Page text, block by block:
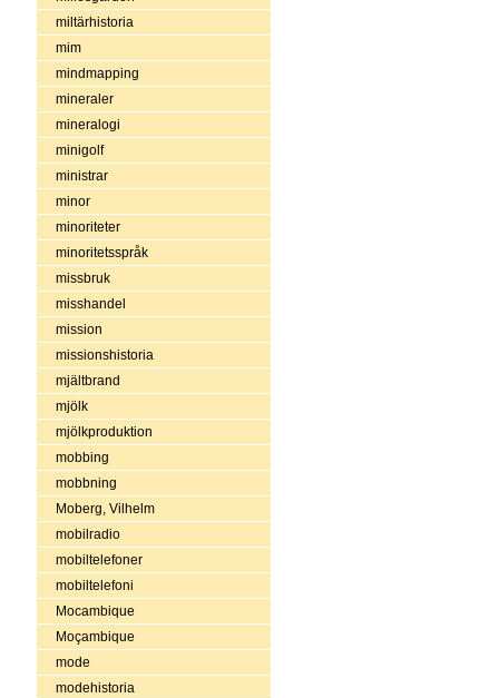
miltärhistoria
mim
mindmapping
mineraler
mineralogi
minigolf
ministrar
minor
minoriteter
minoritetsspråk
missbruk
misshandel
mission
missionshistoria
mjältbrand
mjölk
mjölkproduktion
mobbing
mobbning
Moberg, Vilhelm
mobilradio
mobiltelefoner
mobiltelefoni
Mocambique
Moçambique
mode
modehistoria